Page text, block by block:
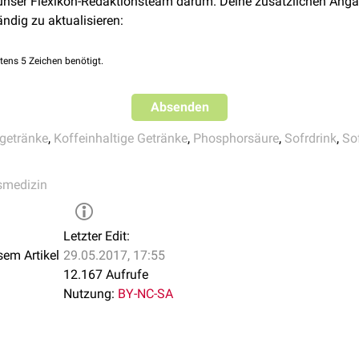
zwischen 6,5 und 25 mg Koffein pro 100 ml.
Softdrinks enthalten sehr viele schnell resorbierbare
zur Entstehung einer
110 g Zucker bzw. 37 Zuckerwürfel
226 g Zucker bzw. 75 Zuckerwürfel
zu aktualisieren:
5 Zeichen benötigt.
Absenden
, Koffeinhaltige Getränke, Phosphorsäure, Sofrdrink,
Artikel
Letzter Edit:
29.05.2017, 17:55
12.167 Aufrufe
Nutzung: BY-NC-SA